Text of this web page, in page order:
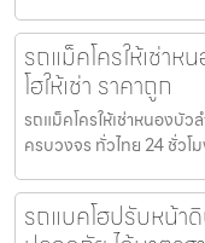
รถแม็คโครให้เช่า
โฮให้เช่า ราคาถูก
รถแม็คโครให้เช่าหนองบัว
ครบวงจร ทั่วไทย 24 ชั่วโ
รถแบคโฮปรับหน้า